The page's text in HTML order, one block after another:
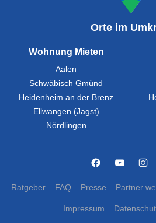
Orte im
Wohnung Mieten
Aalen
Schwäbisch Gmünd
Heidenheim an der Brenz
Ellwangen (Jagst)
Nördlingen
Ratgeber FAQ Presse Partner
Impressum